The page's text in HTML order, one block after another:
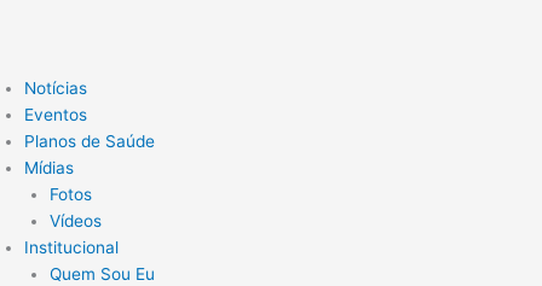
Notícias
Eventos
Planos de Saúde
Mídias
Fotos
Vídeos
Institucional
Quem Sou Eu